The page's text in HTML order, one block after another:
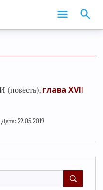
(повесть), глава XVII
Дата: 22.05.2019